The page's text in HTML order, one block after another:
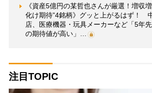
《資産5億円の某哲也さんが厳選！増収
化け期待”4銘柄》グッと上がるはず！
店、医療機器・玩具メーカーなど「5年
の期待値が高い」…
注目TOPIC